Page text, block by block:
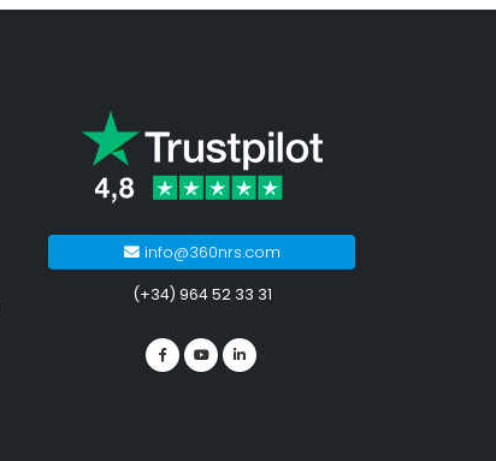
info@360nrs.com
(+34) 964 52 33 31